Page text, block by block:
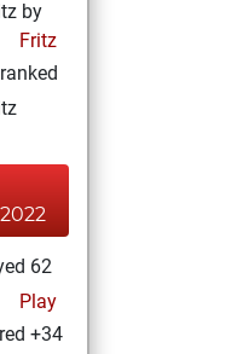
by
Fritz
62
Play
+34